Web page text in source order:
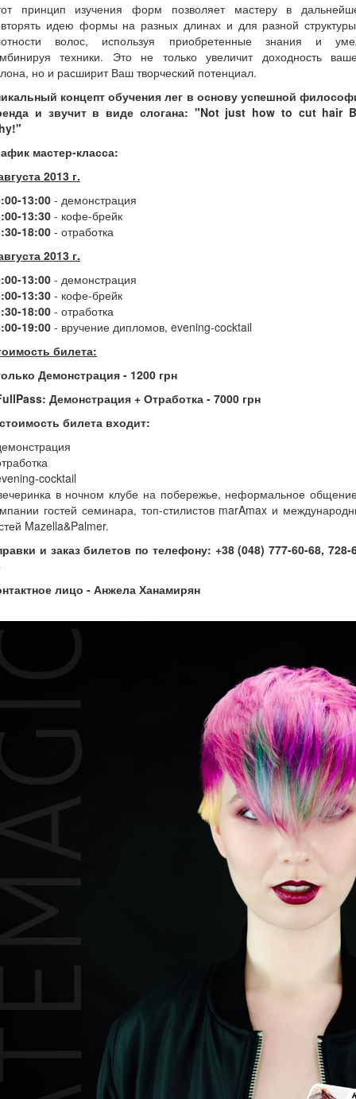
принцип изучения форм позволяет мастеру в
идею формы на разных длинах и для разной
волос, используя приобретенные знания и
техники. Это не только увеличит доходность
но и расширит Ваш творческий потенциал.
концепт обучения лег в основу успешной
и звучит в виде слогана: "Not just how to cut hair
мастер-класса:
2013 г.
13:00 - демонстрация
13:30 - кофе-брейк
18:00 - отработка
2013 г.
13:00 - демонстрация
13:30 - кофе-брейк
18:00 - отработка
19:00 - вручение дипломов, evening-cocktail
билета:
Демонстрация - 1200 грн
Демонстрация + Отработка - 7000 грн
билета входит:
cocktail
в ночном клубе на побережье, неформальное
гостей семинара, топ-стилистов marAmax и
Mazella&Palmer.
и заказ билетов по телефону: +38 (048) 777-60-68, 728-
лицо - Анжела Ханамирян